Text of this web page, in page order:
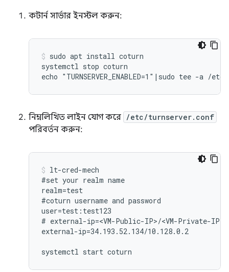
কটার্ন সার্ভার ইনস্টল করুন:
sudo apt install coturn
systemctl stop coturn
নিম্নলিখিত লাইন যোগ করে /etc/turnserver.conf
পরিবর্তন করুন:
lt-cred-mech
#set your realm name
realm=test
#coturn username and password
user=test:test123
# external-ip=<VM-Public-IP>/<VM-Private-IP>
external-ip=34.193.52.134/10.128.0.2